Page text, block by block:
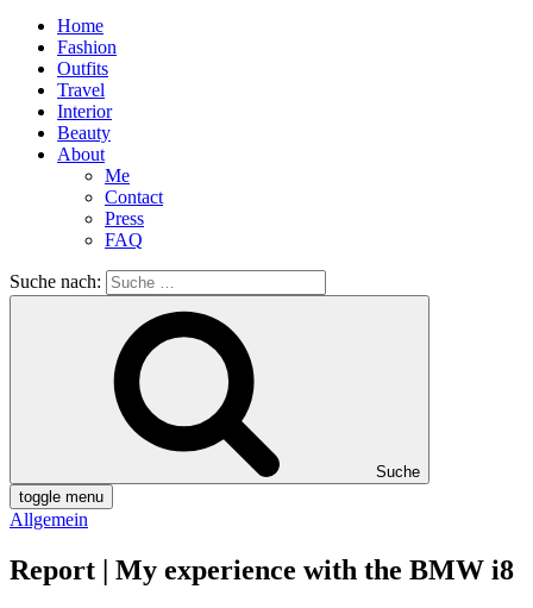
Home
Fashion
Outfits
Travel
Interior
Beauty
About
Me
Contact
Press
FAQ
Suche nach:
Suche
toggle menu
Allgemein
Report | My experience with the BMW i8